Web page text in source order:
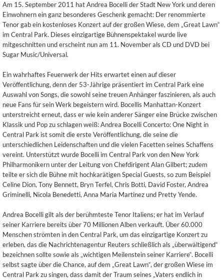
Am 15. September 2011 hat Andrea Bocelli der Stadt New York und deren
Einwohnern ein ganz besonderes Geschenk gemacht: Der renommierte
Tenor gab ein kostenloses Konzert auf der großen Wiese, dem „Great Lawn“
im Central Park. Dieses einzigartige Bühnenspektakel wurde live
mitgeschnitten und erscheint nun am 11. November als CD und DVD bei
Sugar Music/Universal.
Ein wahrhaftes Feuerwerk der Hits erwartet einen auf dieser
Veröffentlichung, denn der 53-Jährige präsentiert im Central Park eine
Auswahl von Songs, die sowohl seine treuen Anhänger faszinieren, als auch
neue Fans für sein Werk begeistern wird. Bocellis Manhattan-Konzert
unterstreicht erneut, dass er wie kein anderer Sänger eine Brücke zwischen
Klassik und Pop zu schlagen weiß: Andrea Bocelli Concerto: One Night in
Central Park ist somit die erste Veröffentlichung, die seine die
unterschiedlichen Leidenschaften und die vielen Facetten seines Schaffens
vereint. Unterstützt wurde Bocelli im Central Park von den New York
Philharmonikern unter der Leitung von Chefdirigent Alan Gilbert; zudem
teilte er sich die Bühne mit hochkarätigen Special Guests, so zum Beispiel
Celine Dion, Tony Bennett, Bryn Terfel, Chris Botti, David Foster, Andrea
Griminelli, Nicola Benedetti, Anna Maria Martinez und Pretty Yende.
Andrea Bocelli gilt als der berühmteste Tenor Italiens; er hat im Verlauf
seiner Karriere bereits über 70 Millionen Alben verkauft. Über 60.000
Menschen strömten in den Central Park, um das einzigartige Konzert zu
erleben, das die Nachrichtenagentur Reuters schließlich als „überwältigend“
bezeichnen sollte sowie als „wichtigen Meilenstein seiner Karriere“. Bocelli
selbst sagte über die Chance, auf dem „Great Lawn“, der großen Wiese im
Central Park zu singen, dass damit der Traum seines „Vaters endlich in